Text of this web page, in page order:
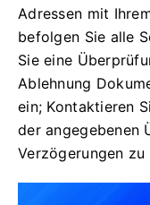
Adressen mit
befolgen Sie alle
Sie eine
Ablehnung
ein; Kontaktieren
der angegebenen
Verzögerungen zu